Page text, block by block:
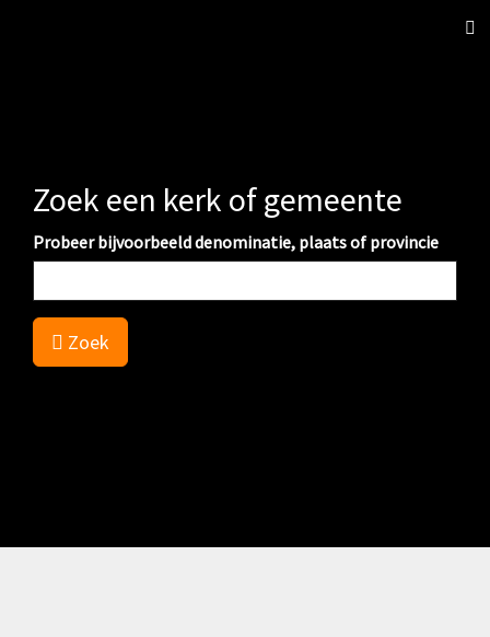
Zoek een kerk of gemeente
Probeer bijvoorbeeld denominatie, plaats of provincie
Zoek